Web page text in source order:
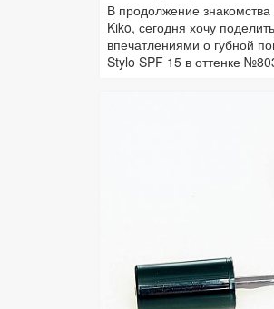
В продолжение
Kiko, сегодня хочу
впечатлениями о губной
Stylo SPF 15 в оттенке